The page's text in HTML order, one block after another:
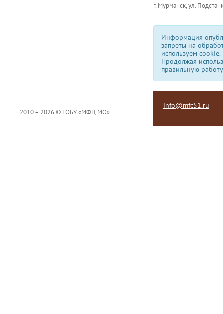
г. Мурманск, ул.
Информация
запреты на
используем сookie.
Продолжая
правильную
2010 – 2026 © ГОБУ «МФЦ МО»
info@mfc51.ru